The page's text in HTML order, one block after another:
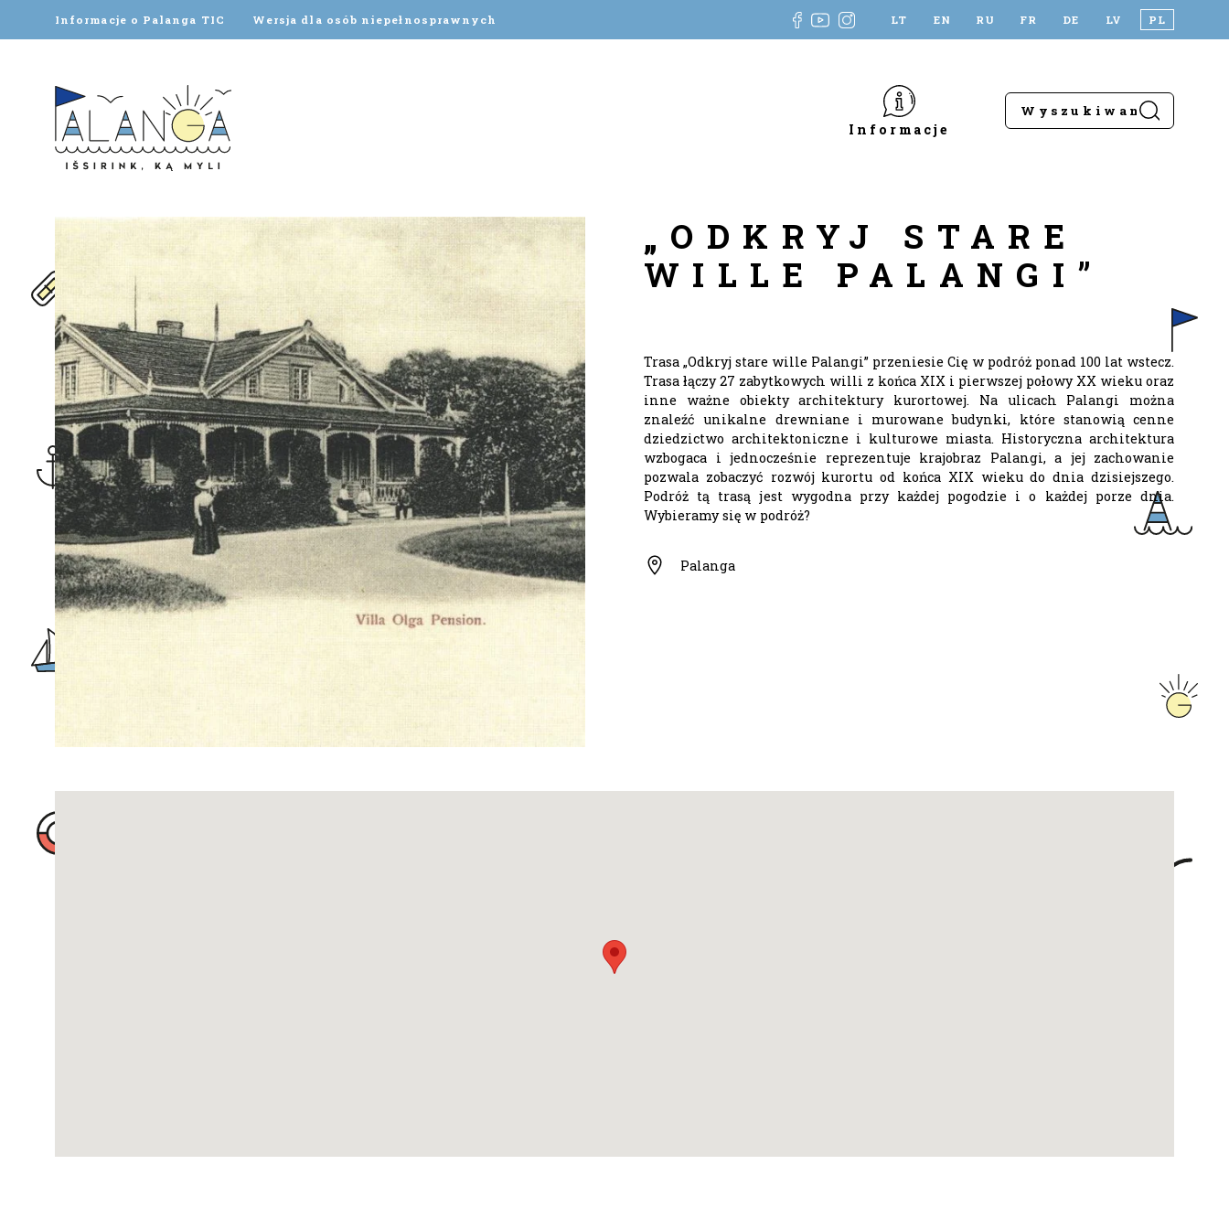
Informacje o Palanga TIC Wersja dla osób niepełnosprawnych LT EN RU FR DE LV PL
Informacje
„ODKRYJ STARE
WILLE PALANGI”
Trasa „Odkryj stare wille Palangi” przeniesie Cię w podróż ponad 100 lat wstecz.
Trasa łączy 27 zabytkowych willi z końca XIX i pierwszej połowy XX wieku oraz
inne ważne obiekty architektury kurortowej. Na ulicach Palangi można
znaleźć unikalne drewniane i murowane budynki, które stanowią cenne
dziedzictwo architektoniczne i kulturowe miasta. Historyczna architektura
wzbogaca i jednocześnie reprezentuje krajobraz Palangi, a jej zachowanie
pozwala zobaczyć rozwój kurortu od końca XIX wieku do dnia dzisiejszego.
Podróż tą trasą jest wygodna przy każdej pogodzie i o każdej porze dnia.
Wybieramy się w podróż?
Palanga